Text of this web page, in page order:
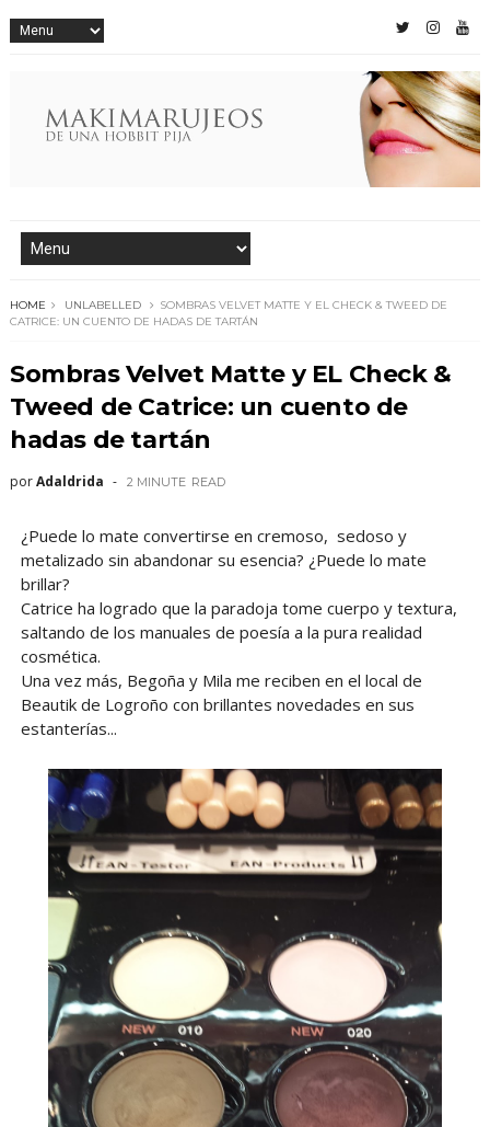
HOME UNLABELLED
SOMBRAS VELVET MATTE Y EL CHECK & TWEED DE
CATRICE: UN CUENTO DE HADAS DE TARTÁN
Sombras Velvet Matte y EL Check &
Tweed de Catrice: un cuento de
hadas de tartán
porAdaldrida 2 MINUTE READ
¿Puede lo mate convertirse en cremoso, sedoso y
metalizado sin abandonar su esencia? ¿Puede lo mate
brillar?
Catrice ha logrado que la paradoja tome cuerpo y textura,
saltando de los manuales de poesía a la pura realidad
cosmética.
Una vez más, Begoña y Mila me reciben en el local de
Beautik de Logroño con brillantes novedades en sus
estanterías...